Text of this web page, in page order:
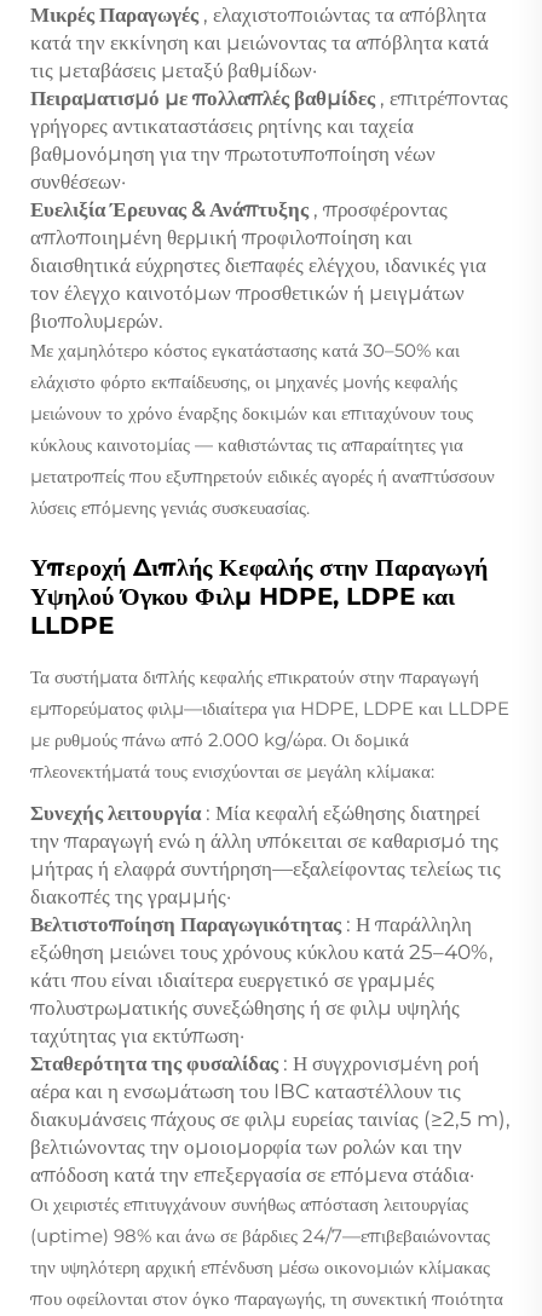
Μικρές Παραγωγές , ελαχιστοποιώντας τα απόβλητα
κατά την εκκίνηση και μειώνοντας τα απόβλητα κατά
τις μεταβάσεις μεταξύ βαθμίδων·
Πειραματισμό με πολλαπλές βαθμίδες , επιτρέποντας
γρήγορες αντικαταστάσεις ρητίνης και ταχεία
βαθμονόμηση για την πρωτοτυποποίηση νέων
συνθέσεων·
Ευελιξία Έρευνας & Ανάπτυξης , προσφέροντας
απλοποιημένη θερμική προφιλοποίηση και
διαισθητικά εύχρηστες διεπαφές ελέγχου, ιδανικές για
τον έλεγχο καινοτόμων προσθετικών ή μειγμάτων
βιοπολυμερών.
Με χαμηλότερο κόστος εγκατάστασης κατά 30–50% και
ελάχιστο φόρτο εκπαίδευσης, οι μηχανές μονής κεφαλής
μειώνουν το χρόνο έναρξης δοκιμών και επιταχύνουν τους
κύκλους καινοτομίας — καθιστώντας τις απαραίτητες για
μετατροπείς που εξυπηρετούν ειδικές αγορές ή αναπτύσσουν
λύσεις επόμενης γενιάς συσκευασίας.
Υπεροχή Διπλής Κεφαλής στην Παραγωγή
Υψηλού Όγκου Φιλμ HDPE, LDPE και
LLDPE
Τα συστήματα διπλής κεφαλής επικρατούν στην παραγωγή
εμπορεύματος φιλμ—ιδιαίτερα για HDPE, LDPE και LLDPE
με ρυθμούς πάνω από 2.000 kg/ώρα. Οι δομικά
πλεονεκτήματά τους ενισχύονται σε μεγάλη κλίμακα:
Συνεχής λειτουργία : Μία κεφαλή εξώθησης διατηρεί
την παραγωγή ενώ η άλλη υπόκειται σε καθαρισμό της
μήτρας ή ελαφρά συντήρηση—εξαλείφοντας τελείως τις
διακοπές της γραμμής·
Βελτιστοποίηση Παραγωγικότητας : Η παράλληλη
εξώθηση μειώνει τους χρόνους κύκλου κατά 25–40%,
κάτι που είναι ιδιαίτερα ευεργετικό σε γραμμές
πολυστρωματικής συνεξώθησης ή σε φιλμ υψηλής
ταχύτητας για εκτύπωση·
Σταθερότητα της φυσαλίδας : Η συγχρονισμένη ροή
αέρα και η ενσωμάτωση του IBC καταστέλλουν τις
διακυμάνσεις πάχους σε φιλμ ευρείας ταινίας (≥2,5 m),
βελτιώνοντας την ομοιομορφία των ρολών και την
απόδοση κατά την επεξεργασία σε επόμενα στάδια·
Οι χειριστές επιτυγχάνουν συνήθως απόσταση λειτουργίας
(uptime) 98% και άνω σε βάρδιες 24/7—επιβεβαιώνοντας
την υψηλότερη αρχική επένδυση μέσω οικονομιών κλίμακας
που οφείλονται στον όγκο παραγωγής, τη συνεκτική ποιότητα